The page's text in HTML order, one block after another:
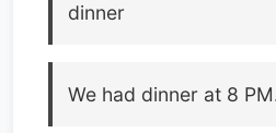
dinner
We had dinner at 8